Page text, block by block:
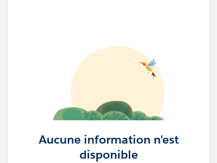
Aucune information n'est
disponible